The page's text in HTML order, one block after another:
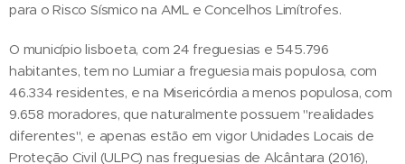
para o Risco Sísmico na AML e Concelhos Limítrofes.
O município lisboeta, com 24 freguesias e 545.796
habitantes, tem no Lumiar a freguesia mais populosa, com
46.334 residentes, e na Misericórdia a menos populosa, com
9.658 moradores, que naturalmente possuem "realidades
diferentes", e apenas estão em vigor Unidades Locais de
Proteção Civil (ULPC) nas freguesias de Alcântara (2016),